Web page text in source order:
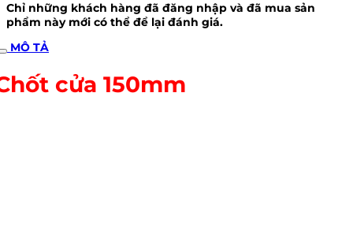
Chỉ những khách hàng đã đăng nhập và đã mua sản
phẩm này mới có thể để lại đánh giá.
MÔ TẢ
cửa 150mm